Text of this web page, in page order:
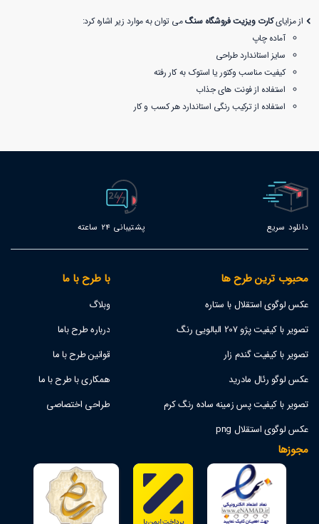
از مزایایکارت ویزیت فروشگاه سنگمی توان به موارد زیر اشاره کرد:
آماده چاپ
سایز استاندارد طراحی
کیفیت مناسب وکتور یا استوک به کار رفته
استفاده از فونت های جذاب
استفاده از ترکیب رنگی استاندارد هر کسب و کار
دانلود سریع پشتیبانی 24 ساعته
محبوب ترین طرح ها
عکس لوگوی استقلال با ستاره
تصویر با کیفیت پژو 207 البالویی رنگ
تصویر با کیفیت گندم زار
عکس لوگو رئال مادرید
تصویر با کیفیت پس زمینه ساده رنگ کرم
عکس لوگوی استقلال png
با طرح با ما
وبلاگ
درباره طرح باما
قوانین طرح با ما
همکاری با طرح با ما
طراحی اختصاصی
مجوزها